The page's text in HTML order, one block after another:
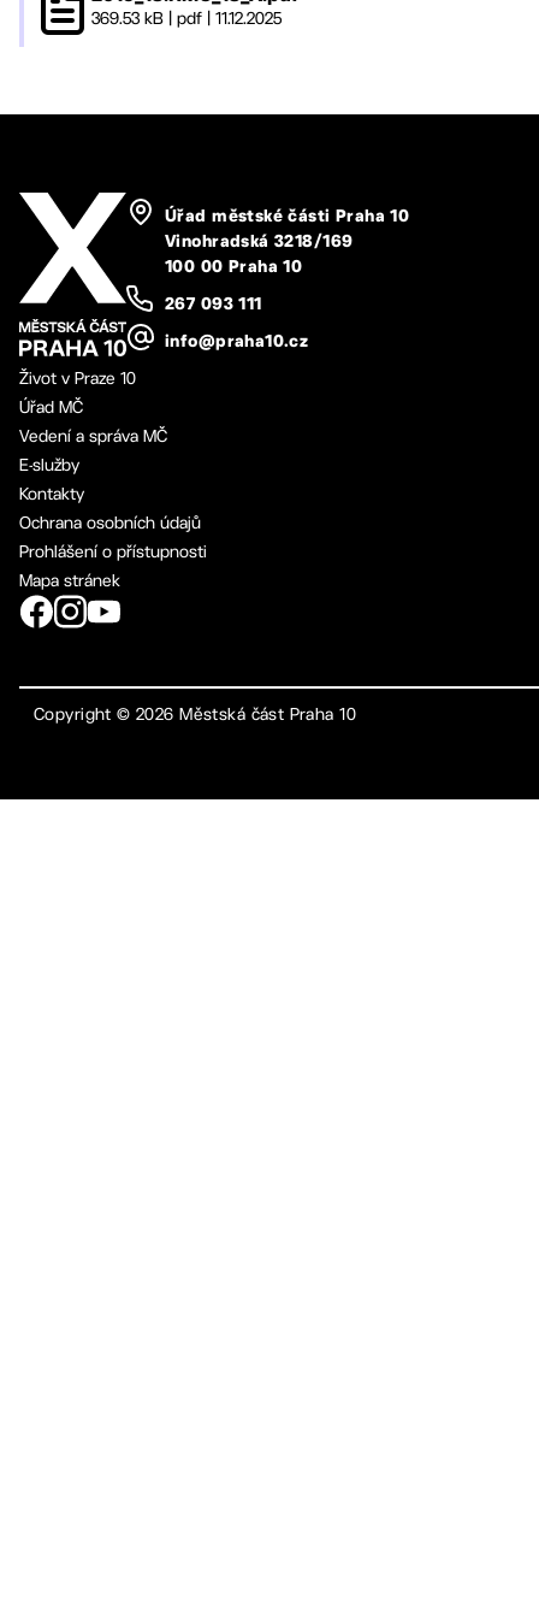
369.53 kB pdf 11.12.2025
Úřad městské části Praha 10
Vinohradská 3218/169
100 00 Praha 10
267 093 111
info@praha10.cz
Život v Praze 10
Úřad MČ
Vedení a správa MČ
E-služby
Kontakty
Ochrana osobních údajů
Prohlášení o přístupnosti
Mapa stránek
Copyright ©2026 Městská část Praha 10